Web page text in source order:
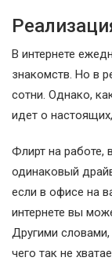
В интернете
знакомств. Но в
сотни. Однако,
идет о
Флирт на работе,
одинаковый
если в офисе на
интернете вы
Другими
чего так не